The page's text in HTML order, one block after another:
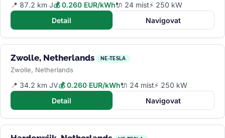
📍 87.2 km J💰 0.260 EUR/kWh🔌 24 míst⚡ 250 kW
Detail
Navigovat
Zwolle, Netherlands NE-TESLA
Zwolle, Netherlands
📍 34.2 km JV💰 0.260 EUR/kWh🔌 24 míst⚡ 250 kW
Detail
Navigovat